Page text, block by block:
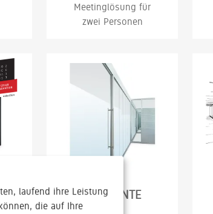
Meetinglösung für
zwei Personen
HORIZONTE
laufend ihre Leistung
die auf Ihre